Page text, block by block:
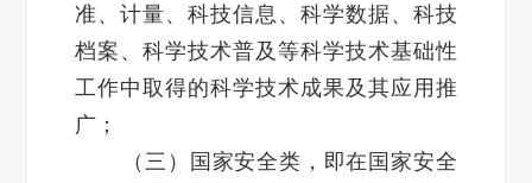
准、计量、科技信息、科学数据、科技
档案、科学技术普及等科学技术基础性
工作中取得的科学技术成果及其应用推
广；
（三）国家安全类，即在国家安全